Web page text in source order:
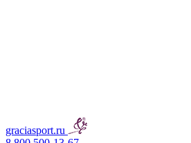
graciasport.ru